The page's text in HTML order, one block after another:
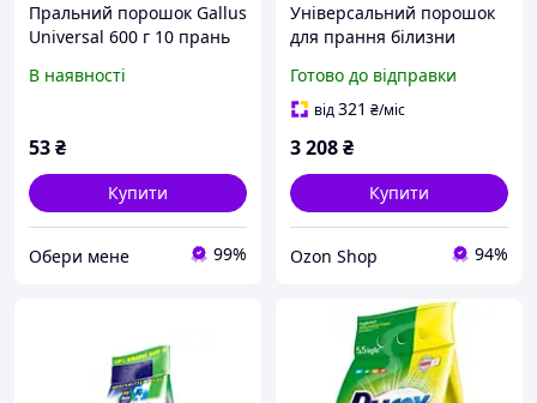
Пральний порошок Gallus
Universal 600 г 10 прань
для прання
В наявності
53₴
Купити
Обери мене 99%
Універсальний порошок
для прання білизни
Kiehl
Готово до відправки
від321 ₴/міс
3 208₴
Купити
Ozon Shop 94%